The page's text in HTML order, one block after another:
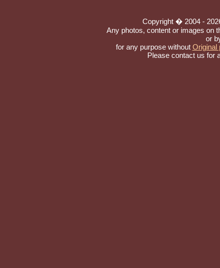
Copyright � 2004 -
Any photos, content or images on
or
for any purpose without Original
Please contact us for